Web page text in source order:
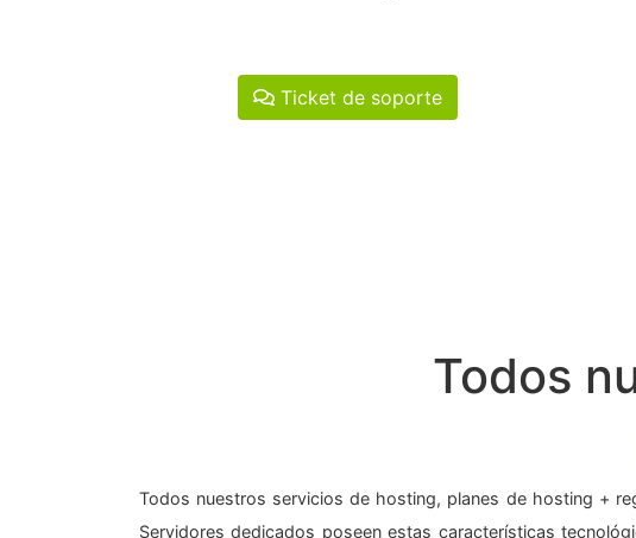
Ticket de soporte
Todos
Todos nuestros servicios de hosting, planes de hosting +
Servidores dedicados poseen estas características